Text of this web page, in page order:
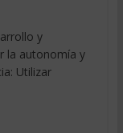
y
la autonomía y
Utilizar